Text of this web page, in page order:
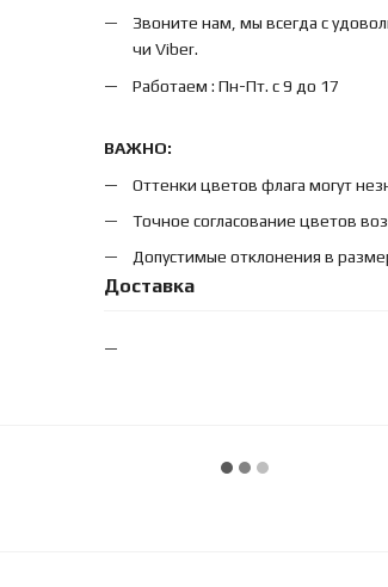
Звоните нам, мы всегда с
чи Viber.
Работаем : Пн-Пт. с 9 до 17
ВАЖНО:
Оттенки цветов флага могут
Точное согласование цветов
Допустимые отклонения в
Доставка